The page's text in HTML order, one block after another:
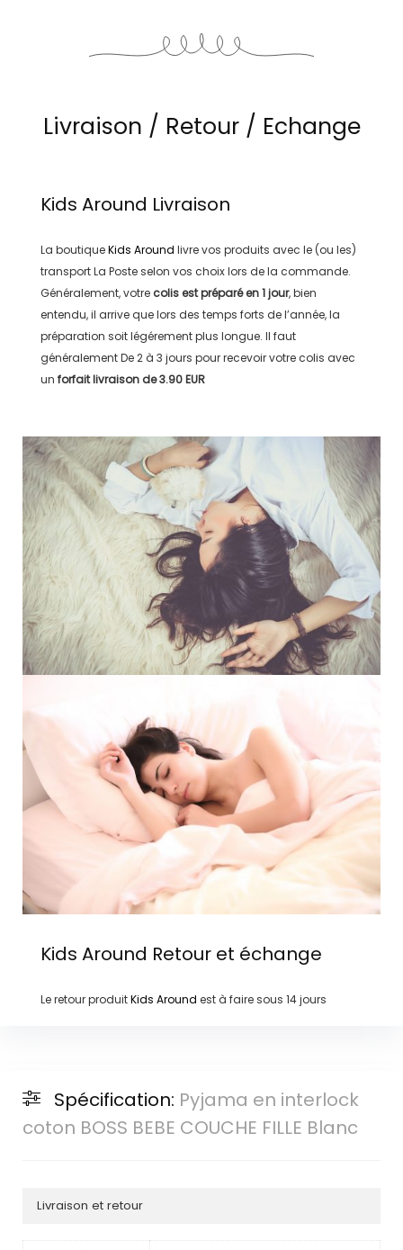
Livraison / Retour / Echange
Kids Around Livraison
La boutiqueKids Around livre vos produits avec le (ou les)
transportLa Posteselon vos choix lors de la commande.
Généralement, votre colis est préparé en1 jour, bien
entendu, il arrive que lors des temps forts de l’année, la
préparation soit légérement plus longue. Il faut
généralementDe 2 à 3 jours pour recevoir votre colis avec
un forfait livraison de3.90 EUR
Kids Around Retour et échange
Le retour produitKids Around est à faire sous 14 jours
Spécification: Pyjama en interlock
coton BOSS BEBE COUCHE FILLE Blanc
Livraison et retour